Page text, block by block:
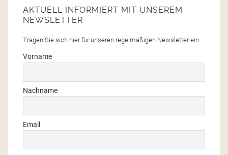
AKTUELL INFORMIERT MIT UNSEREM
NEWSLETTER
Tragen Sie sich hier für unseren regelmäßigen Newsletter ein
Vorname
Nachname
Email